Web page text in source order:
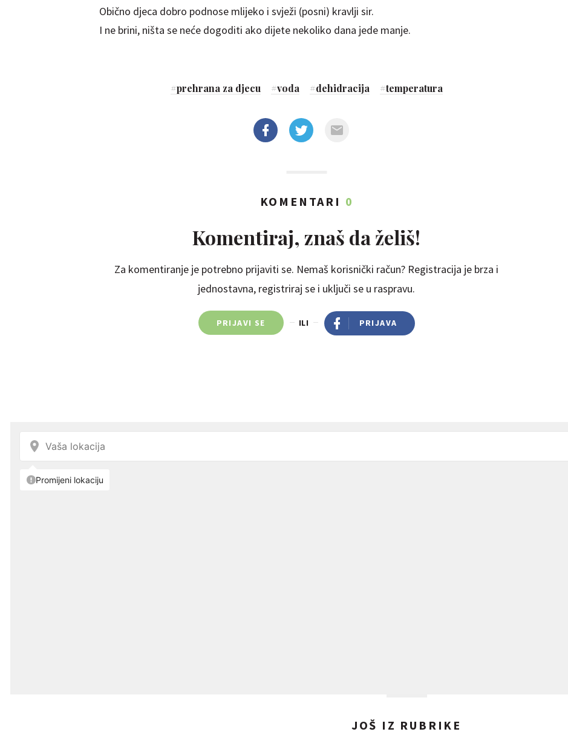
Obično djeca dobro podnose mlijeko i svježi (posni) kravlji sir.
I ne brini, ništa se neće dogoditi ako dijete nekoliko dana jede manje.
#prehrana za djecu #voda #dehidracija #temperatura
KOMENTARI 0
Komentiraj, znaš da želiš!
Za komentiranje je potrebno prijaviti se. Nemaš korisnički račun? Registracija je brza i
jednostavna, registriraj se i uključi se u raspravu.
PRIJAVI SE ILI PRIJAVA
JOŠ IZ RUBRIKE